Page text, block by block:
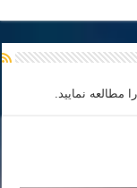
نمایید.